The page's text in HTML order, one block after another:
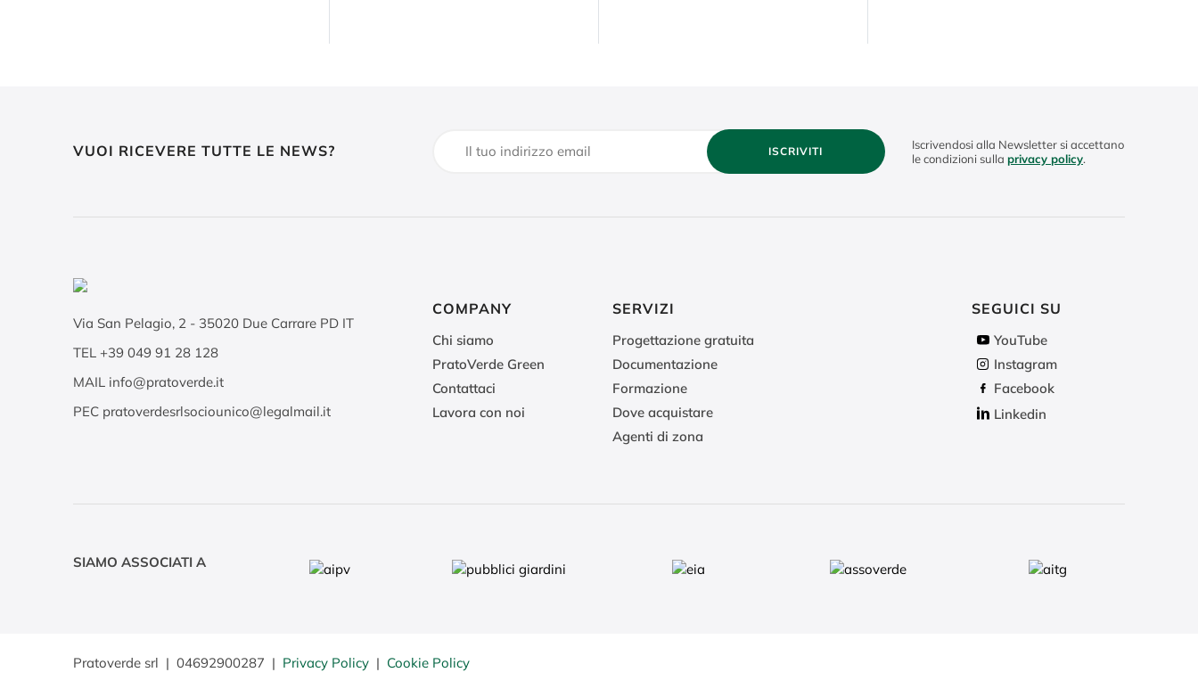
VUOI RICEVERE TUTTE LE NEWS? ISCRIVITI
Iscrivendosi alla Newsletter si accettano
le condizioni sulla privacy policy.
Via San Pelagio, 2 - 35020 Due Carrare PD IT
TEL+39 049 91 28 128
MAIL info@pratoverde.it
PEC pratoverdesrlsociounico@legalmail.it
COMPANY
Chi siamo
PratoVerde Green
Contattaci
Lavora con noi
SERVIZI
Progettazione gratuita
Documentazione
Formazione
Dove acquistare
Agenti di zona
SEGUICI SU
YouTube
Instagram
Facebook
Linkedin
SIAMO ASSOCIATI A
Pratoverde srl | 04692900287 | Privacy Policy | Cookie Policy